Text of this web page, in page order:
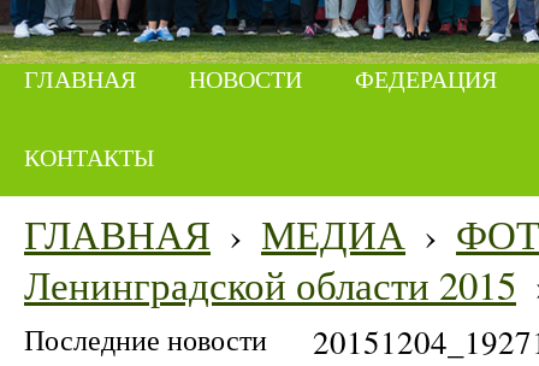
ГЛАВНАЯ НОВОСТИ ФЕДЕРАЦИЯ
КОНТАКТЫ
ГЛАВНАЯ › МЕДИА ›
Ленинградской области 2015
Последние новости